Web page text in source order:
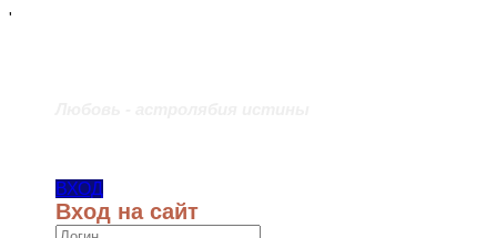
'
ВХОД
Вход на сайт